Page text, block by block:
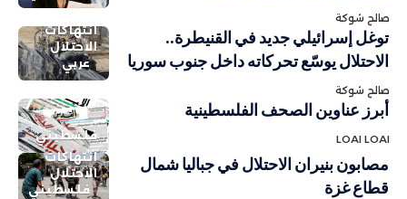
صالح شوكة
انتهاكات
الاحتلال
عربي
توغل إسرائيلي جديد في القنيطرة..
الاحتلال يوسّع تحركاته داخل جنوب سوريا
صالح شوكة
فلسطيني
أبرز عناوين الصحف الفلسطينية
LOAI LOAI
انتهاكات
الاحتلال
فلسطيني
مصابون بنيران الاحتلال في جباليا شمال
قطاع غزة